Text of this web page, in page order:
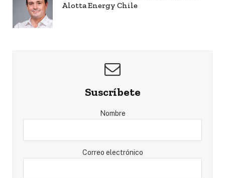
Alotta Energy Chile
Suscríbete
Nombre
Correo electrónico